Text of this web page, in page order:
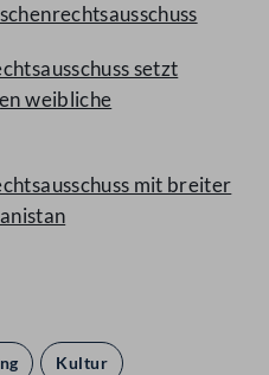
setzt
weibliche
mit breiter
Kultur